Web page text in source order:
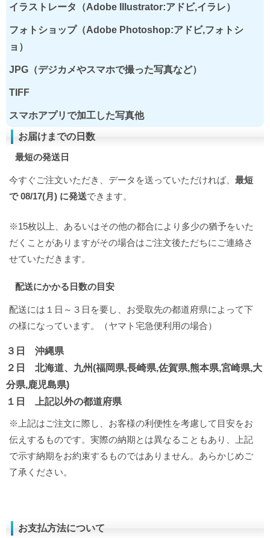
イラストレータ（Adobe Illustrator:アドビ,イラレ）
フォトショップ（Adobe Photoshop:アドビ,フォトシ
ョ）
JPG（デジカメやスマホで撮った写真など）
TIFF
スマホアプリで加工した写真他
お届けまでの日数
最短の発送日
今すぐご注文いただき、データを送っていただければ、 最短
で 08/17(月) に発送できます。
※15枚以上、あるいはその他の都合により多少の猶予をいた
だくことがありますがその場合はご注文後ただちにご連絡さ
せていただきます。
配送にかかる日数の目安
配送には１日～３日を要し、お受取先の都道府県によって下
の様になっています。（ヤマト宅急便利用の場合）
３日 沖縄県
２日 北海道、九州(福岡県,長崎県,佐賀県,熊本県,宮崎県,大
分県,鹿児島県)
１日 上記以外の都道府県
※上記はご注文に際し、お客様の利便性を考慮して目安をお
伝えするものです。実際の納期とは異なることもあり、上記
で示す納期をお約束するものではありません。あらかじめご
了承ください。
お支払方法について